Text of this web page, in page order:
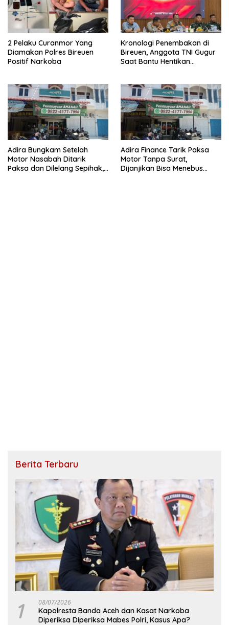
2 Pelaku Curanmor Yang
Diamakan Polres Bireuen
Positif Narkoba
Kronologi Penembakan di
Bireuen, Anggota TNI Gugur
Saat Bantu Hentikan
Adira Bungkam Setelah
Motor Nasabah Ditarik
Paksa dan Dilelang Sepihak,
Adira Finance Tarik Paksa
Motor Tanpa Surat,
Dijanjikan Bisa Menebus
Berita Terbaru
1 08/07/2026
Kapolresta Banda Aceh dan Kasat Narkoba
Diperiksa Diperiksa Mabes Polri, Kasus Apa?